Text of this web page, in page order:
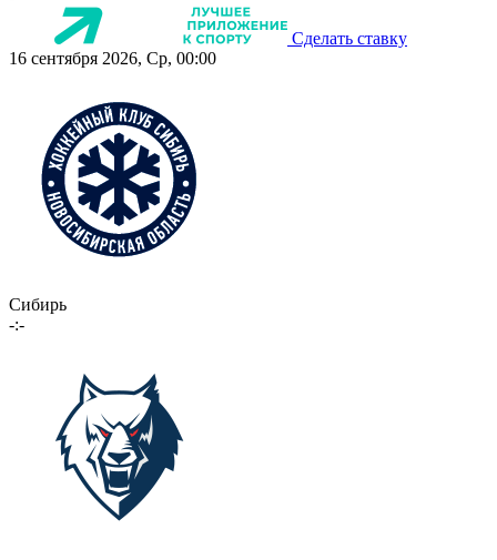
Сделать ставку
16 сентября 2026, Ср, 00:00
Сибирь
-:-